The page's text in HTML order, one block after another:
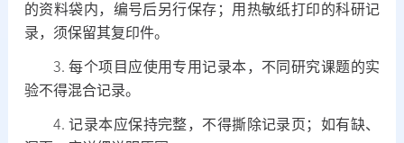
的资料袋内，编号后另行保存；用热敏纸打印的科研记
录，须保留其复印件。
3.每个项目应使用专用记录本，不同研究课题的实
验不得混合记录。
4.记录本应保持完整，不得撕除记录页；如有缺、